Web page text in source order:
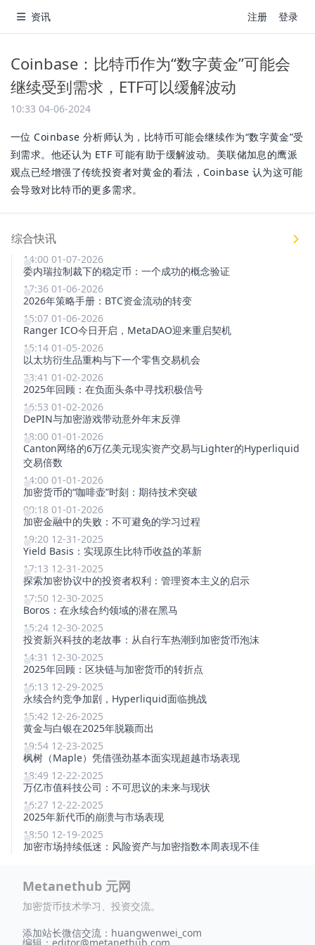
资讯 注册 登录
Coinbase：比特币作为“数字黄金”可能会
继续受到需求，ETF可以缓解波动
10:33 04-06-2024
一位 Coinbase 分析师认为，比特币可能会继续作为“数字黄金”受
到需求。他还认为 ETF 可能有助于缓解波动。美联储加息的鹰派
观点已经增强了传统投资者对黄金的看法，Coinbase 认为这可能
会导致对比特币的更多需求。
综合快讯
14:00 01-07-2026
委内瑞拉制裁下的稳定币：一个成功的概念验证
17:36 01-06-2026
2026年策略手册：BTC资金流动的转变
15:07 01-06-2026
Ranger ICO今日开启，MetaDAO迎来重启契机
15:14 01-05-2026
以太坊衍生品重构与下一个零售交易机会
23:41 01-02-2026
2025年回顾：在负面头条中寻找积极信号
16:53 01-02-2026
DePIN与加密游戏带动意外年末反弹
18:00 01-01-2026
Canton网络的6万亿美元现实资产交易与Lighter的Hyperliquid
交易倍数
14:00 01-01-2026
加密货币的“咖啡壶”时刻：期待技术突破
00:18 01-01-2026
加密金融中的失败：不可避免的学习过程
19:20 12-31-2025
Yield Basis：实现原生比特币收益的革新
17:13 12-31-2025
探索加密协议中的投资者权利：管理资本主义的启示
17:50 12-30-2025
Boros：在永续合约领域的潜在黑马
15:24 12-30-2025
投资新兴科技的老故事：从自行车热潮到加密货币泡沫
14:31 12-30-2025
2025年回顾：区块链与加密货币的转折点
16:13 12-29-2025
永续合约竞争加剧，Hyperliquid面临挑战
15:42 12-26-2025
黄金与白银在2025年脱颖而出
19:54 12-23-2025
枫树（Maple）凭借强劲基本面实现超越市场表现
18:49 12-22-2025
万亿市值科技公司：不可思议的未来与现状
16:27 12-22-2025
2025年新代币的崩溃与市场表现
18:50 12-19-2025
加密市场持续低迷：风险资产与加密指数本周表现不佳
Metanethub 元网
加密货币技术学习、投资交流。
添加站长微信交流：huangwenwei_com